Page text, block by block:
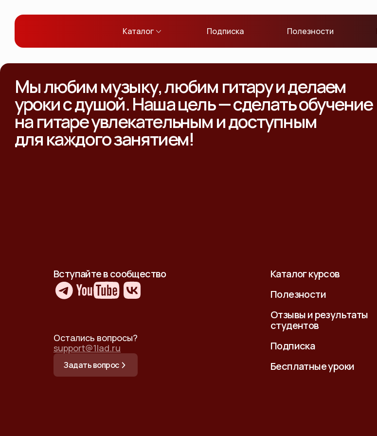
Каталог Подписка Полезности
Мы любим музыку, любим гитару и делаем
уроки с душой. Наша цель — сделать обучение
на гитаре увлекательным и доступным
для каждого занятием!
Вступайте в сообщество
Остались вопросы?
support@1lad.ru
Задать вопрос
Каталог курсов
Полезности
Отзывы и результаты
студентов
Подписка
Бесплатные уроки